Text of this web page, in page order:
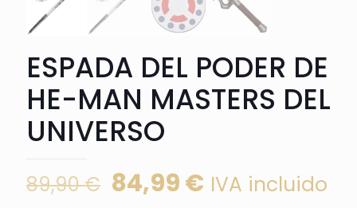
ESPADA DEL PODER DE
HE-MAN MASTERS DEL
UNIVERSO
89,90€ El
84,99€ El
IVA incluido